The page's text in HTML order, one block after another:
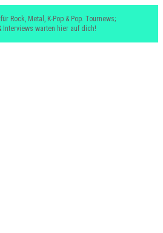
Rock, Metal, K-Pop & Pop. Tournews;
Interviews warten hier auf dich!